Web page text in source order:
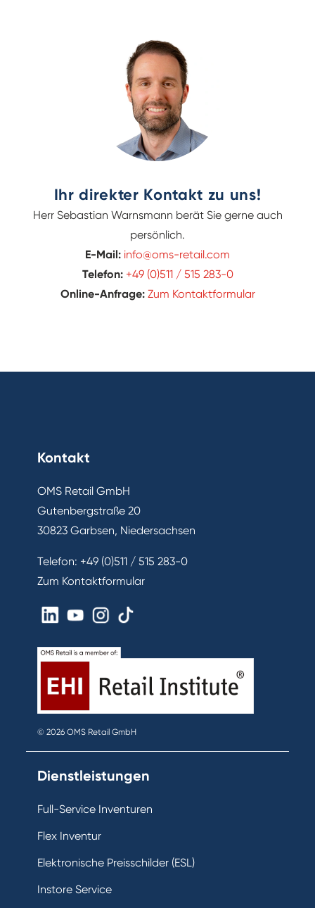
Ihr direkter Kontakt zu uns!
Herr Sebastian Warnsmann berät Sie gerne auch
persönlich.
E-Mail: info@oms-retail.com
Telefon: +49 (0)511 / 515 283-0
Online-Anfrage:Zum Kontaktformular
Kontakt
OMS Retail GmbH
Gutenbergstraße 20
30823 Garbsen, Niedersachsen
Telefon: +49 (0)511 / 515 283-0
Zum Kontaktformular
© 2026 OMS Retail GmbH
Dienstleistungen
Full-Service Inventuren
Flex Inventur
Elektronische Preisschilder (ESL)
Instore Service